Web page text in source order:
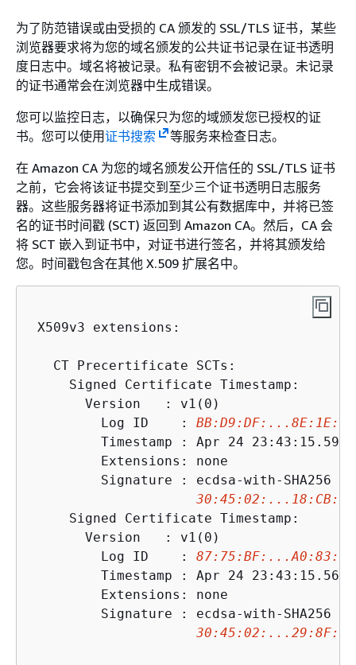
为了防范错误或由受损的 CA 颁发的 SSL/TLS 证书，某些
浏览器要求将为您的域名颁发的公共证书记录在证书透明
度日志中。域名将被记录。私有密钥不会被记录。未记录
的证书通常会在浏览器中生成错误。
您可以监控日志，以确保只为您的域颁发您已授权的证
书。您可以使用证书搜索
等服务来检查日志。
在 Amazon CA 为您的域名颁发公开信任的 SSL/TLS 证书
之前，它会将该证书提交到至少三个证书透明日志服务
器。这些服务器将证书添加到其公有数据库中，并将已签
名的证书时间戳 (SCT) 返回到 Amazon CA。然后，CA 会
将 SCT 嵌入到证书中，对证书进行签名，并将其颁发给
您。时间戳包含在其他 X.509 扩展名中。
X509v3 extensions:
   CT Precertificate SCTs:
     Signed Certificate Timestamp:
       Version   : v1(0)
         Log ID    :
Timestamp : Apr 24 23:43:15.598
         Extensions: none
         Signature : ecdsa-with-SHA256
     Signed Certificate Timestamp:
       Version   : v1(0)
         Log ID    :
87:75:BF:...A0:83:0F
Timestamp : Apr 24 23:43:15.565
         Extensions: none
         Signature : ecdsa-with-SHA256
30:45:02:...29:8F:6C